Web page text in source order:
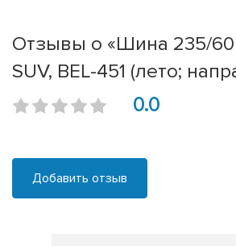
Отзывы о «Шина 235/60
SUV, BEL-451 (лето;
0.0
Добавить отзыв